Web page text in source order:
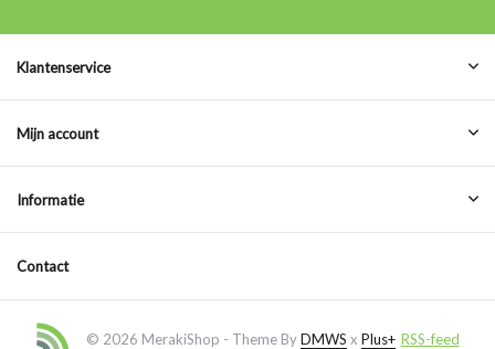
Klantenservice
Mijn account
Informatie
Contact
© 2026 MerakiShop - Theme ByDMWS x Plus+ RSS-feed